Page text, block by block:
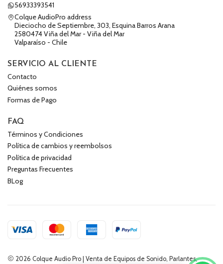
56933393541
Colque AudioPro address
Dieciocho de Septiembre, 303, Esquina Barros Arana
2580474 Viña del Mar - Viña del Mar
Valparaíso - Chile
SERVICIO AL CLIENTE
Contacto
Quiénes somos
Formas de Pago
FAQ
Términos y Condiciones
Política de cambios y reembolsos
Política de privacidad
Preguntas Frecuentes
BLog
2026 Colque Audio Pro | Venta de Equipos de Sonido, Parlantes,